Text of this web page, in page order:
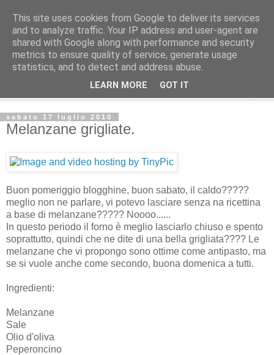
sabato 17 luglio 2010
Melanzane grigliate.
Buon pomeriggio blogghine, buon sabato, il caldo?????
meglio non ne parlare, vi potevo lasciare senza na ricettina
a base di melanzane????? Noooo......
In questo periodo il forno è meglio lasciarlo chiuso e spento
soprattutto, quindi che ne dite di una bella grigliata???? Le
melanzane che vi propongo sono ottime come antipasto, ma
se si vuole anche come secondo, buona domenica a tutti.
Ingredienti:
Melanzane
Sale
Olio d'oliva
Peperoncino
This site uses cookies from Google to deliver its services
and to analyze traffic. Your IP address and user-agent are
shared with Google along with performance and security
metrics to ensure quality of service, generate usage
statistics, and to detect and address abuse.
LEARN MORE GOT IT